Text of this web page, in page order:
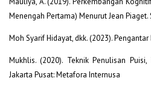
Menengah Pertama) Menurut Jean Piaget.
Moh Syarif Hidayat, dkk. (2023).
Mukhlis. (2020). Teknik Penulisan
Jakarta Pusat: Metafora Internusa